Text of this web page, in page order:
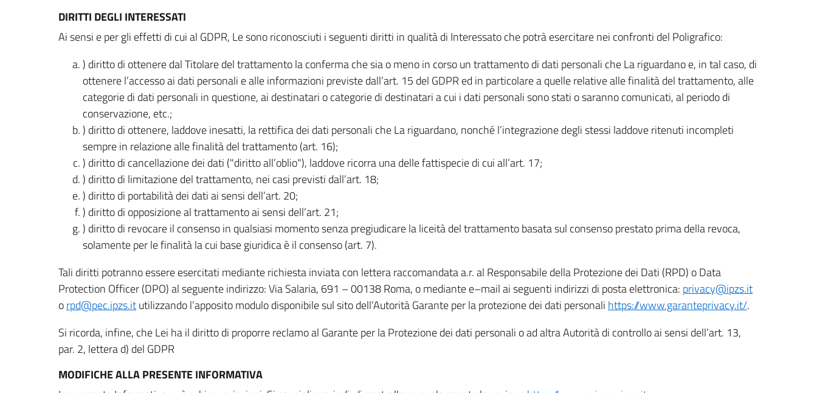
DIRITTI DEGLI INTERESSATI
Ai sensi e per gli effetti di cui al GDPR, Le sono riconosciuti i seguenti diritti in qualità di Interessato che potrà esercitare nei confronti del Poligrafico:
) diritto di ottenere dal Titolare del trattamento la conferma che sia o meno in corso un trattamento di dati personali che La riguardano e, in tal caso, di
ottenere l’accesso ai dati personali e alle informazioni previste dall’art. 15 del GDPR ed in particolare a quelle relative alle finalità del trattamento, alle
categorie di dati personali in questione, ai destinatari o categorie di destinatari a cui i dati personali sono stati o saranno comunicati, al periodo di
conservazione, etc.;
) diritto di ottenere, laddove inesatti, la rettifica dei dati personali che La riguardano, nonché l’integrazione degli stessi laddove ritenuti incompleti
sempre in relazione alle finalità del trattamento (art. 16);
) diritto di cancellazione dei dati ("diritto all’oblio"), laddove ricorra una delle fattispecie di cui all’art. 17;
) diritto di limitazione del trattamento, nei casi previsti dall’art. 18;
) diritto di portabilità dei dati ai sensi dell’art. 20;
) diritto di opposizione al trattamento ai sensi dell’art. 21;
) diritto di revocare il consenso in qualsiasi momento senza pregiudicare la liceità del trattamento basata sul consenso prestato prima della revoca,
solamente per le finalità la cui base giuridica è il consenso (art. 7).
Tali diritti potranno essere esercitati mediante richiesta inviata con lettera raccomandata a.r. al Responsabile della Protezione dei Dati (RPD) o Data
Protection Officer (DPO) al seguente indirizzo: Via Salaria, 691 – 00138 Roma, o mediante e–mail ai seguenti indirizzi di posta elettronica: privacy@ipzs.it
orpd@pec.ipzs.itutilizzando l’apposito modulo disponibile sul sito dell’Autorità Garante per la protezione dei dati personali https://www.garanteprivacy.it/.
Si ricorda, infine, che Lei ha il diritto di proporre reclamo al Garante per la Protezione dei dati personali o ad altra Autorità di controllo ai sensi dell’art. 13,
par. 2, lettera d) del GDPR
MODIFICHE ALLA PRESENTE INFORMATIVA